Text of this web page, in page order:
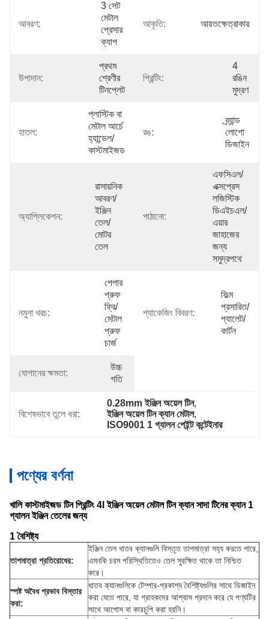
আবরণ:
3 সেট
মেটাল
প্রেসার
ক্যাপ
আকৃতি: আয়তক্ষেত্রাকার
উপাদান:
প্রথম
শ্রেণীর
টিনপ্লেট
প্রিন্টিং:
4
রঙিন
মুদ্রণ
হাতল:
প্লাস্টিক বা
মেটাল আর্চে
হ্যান্ডেল/
কাস্টমাইজড
রঙ:
ব্র্যান্ড
লোগো
ডিজাইন
অ্যাপ্লিকেশন:
রাসায়নিক
আবরণ/
ইঞ্জিন
তেল/
মোটর
তেল
পাঠানো:
এফসিএল/
এক্সপ্রেস
লজিস্টিক
ডিএইচএল/
এয়ার
জাহাজের
জন্য
সমুদ্রপথে
নমুনা খরচ:
পেপার
প্রুফ
ফ্রি/
মেটাল
প্রুফ
চার্জ
প্যাকেজিং বিবরণ:
ফিল্ম
প্রসারিত/
প্যালেট/
কার্টন
যোগানের ক্ষমতা:
উচ্চ
গতি
বিশেষভাবে তুলে ধরা:
0.28mm ইঞ্জিন অয়েল টিন,
ইঞ্জিন অয়েল টিন ক্যান মেটাল,
ISO9001 1 গ্যালন পেইন্ট কন্টেইনার
পণ্যের বর্ণনা
খালি কাস্টমাইজড টিন প্রিন্টিং 4l ইঞ্জিন অয়েল মেটাল টিন ক্যান সাদা টিনের ক্যান 1
গ্যালন ইঞ্জিন তেলের জন্য
1 বৈশিষ্ট্য
তাপমাত্রা প্রতিরোধের:
ইঞ্জিন তেল ধাতব ক্যানগুলি বিস্তৃত তাপমাত্রা সহ্য করতে পারে,
এমনকি চরম পরিস্থিতিতেও তেল সুরক্ষিত থাকে তা নিশ্চিত
করে।
স্পষ্ট অবৈধ প্রভাব বিস্তার
করা:
ধাতব ক্যানগুলিকে টেম্পার-প্রকাশ্য বৈশিষ্ট্যগুলির সাথে ডিজাইন
করা যেতে পারে, যা গ্রাহকদের আশ্বাস প্রদান করে যে পণ্যটির
সাথে আপোস বা কারচুপি করা হয়নি।